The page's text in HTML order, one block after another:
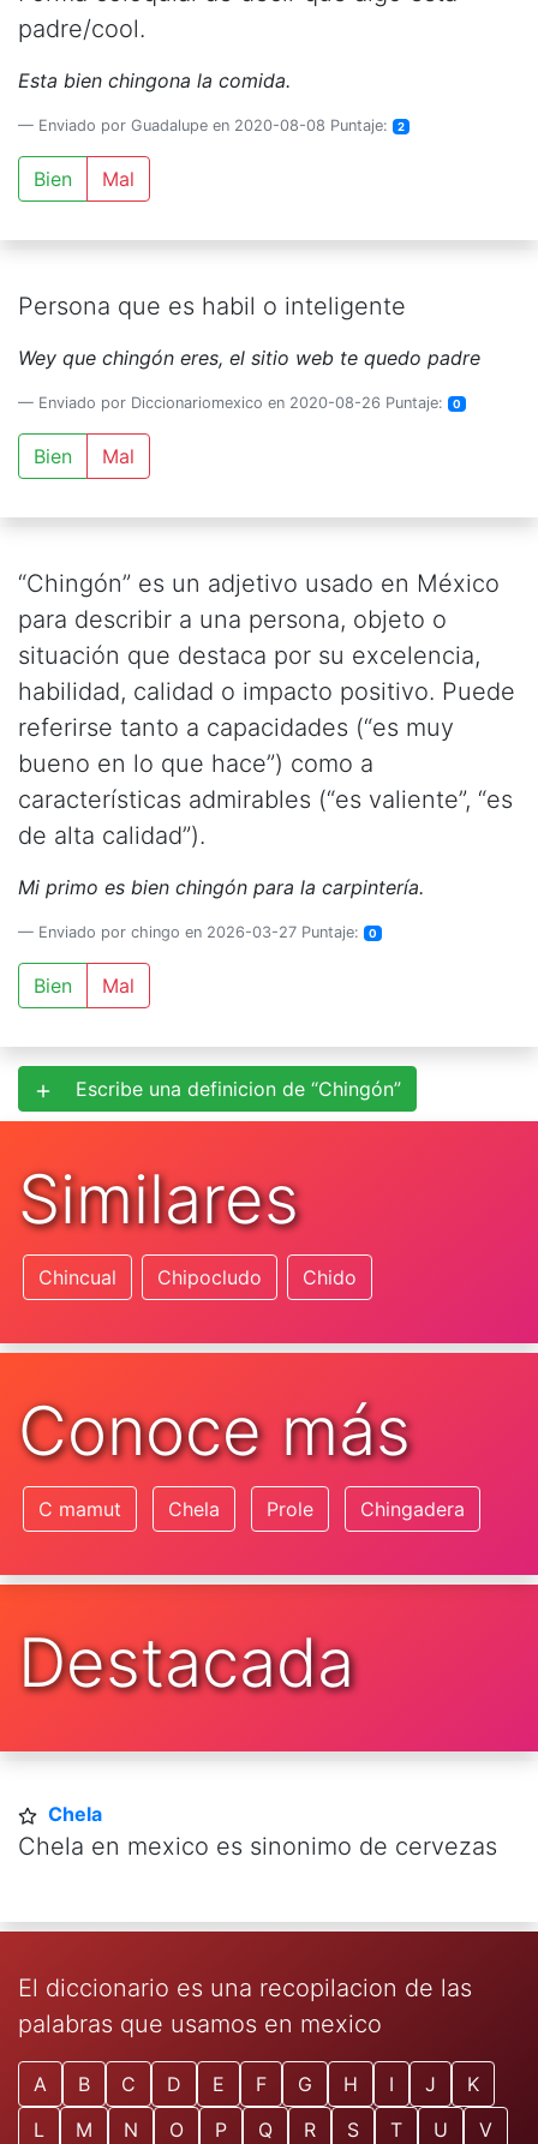
padre/cool.
Esta bien chingona la comida.
Enviado por Guadalupe en 2020-08-08 Puntaje: 2
Bien Mal
Persona que es habil o inteligente
Wey que chingón eres, el sitio web te quedo padre
Enviado por Diccionariomexico en 2020-08-26 Puntaje: 0
Bien Mal
“Chingón” es un adjetivo usado en México
para describir a una persona, objeto o
situación que destaca por su excelencia,
habilidad, calidad o impacto positivo. Puede
referirse tanto a capacidades (“es muy
bueno en lo que hace”) como a
características admirables (“es valiente”, “es
de alta calidad”).
Mi primo es bien chingón para la carpintería.
Enviado por chingo en 2026-03-27 Puntaje: 0
Bien Mal
Escribe una definicion de “Chingón”
Similares
Chincual Chipocludo Chido
Conoce más
C mamut Chela Prole Chingadera
Destacada
Chela
Chela en mexico es sinonimo de cervezas
El diccionario es una recopilacion de las
palabras que usamos en mexico
A B C D E F G H I J
K
L
M N O P Q R S T U V